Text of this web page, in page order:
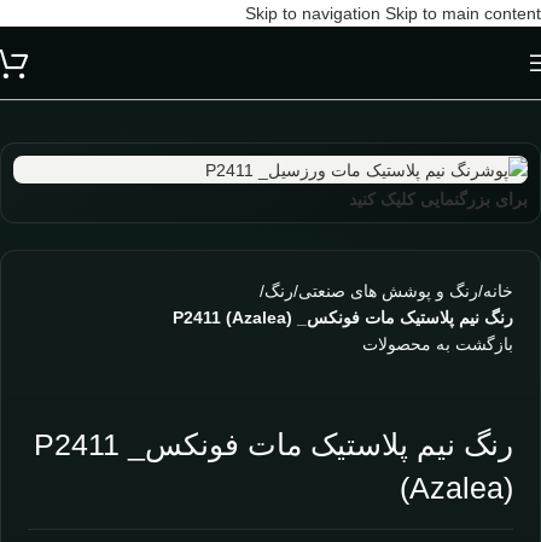
Skip to navigation Skip to main content
برای بزرگنمایی کلیک کنید
خانه/رنگ و پوشش های صنعتی/رنگ/
رنگ نیم پلاستیک مات فونکس_ P2411 (Azalea)
بازگشت به محصولات
رنگ نیم پلاستیک مات فونکس_ P2411
(Azalea)